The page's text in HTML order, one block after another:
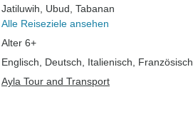
Jatiluwih , Ubud , Tabanan
Alle Reiseziele ansehen
Alter 6+
Englisch, Deutsch, Italienisch,
Ayla Tour and Transport